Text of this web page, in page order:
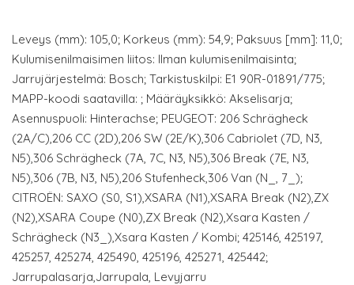
Leveys (mm): 105,0; Korkeus (mm): 54,9; Paksuus [mm]: 11,0;
Kulumisenilmaisimen liitos: Ilman kulumisenilmaisinta;
Jarrujärjestelmä: Bosch; Tarkistuskilpi: E1 90R-01891/775;
MAPP-koodi saatavilla: ; Määräyksikkö: Akselisarja;
Asennuspuoli: Hinterachse; PEUGEOT: 206 Schrägheck
(2A/C),206 CC (2D),206 SW (2E/K),306 Cabriolet (7D, N3,
N5),306 Schrägheck (7A, 7C, N3, N5),306 Break (7E, N3,
N5),306 (7B, N3, N5),206 Stufenheck,306 Van (N_, 7_);
CITROËN: SAXO (S0, S1),XSARA (N1),XSARA Break (N2),ZX
(N2),XSARA Coupe (N0),ZX Break (N2),Xsara Kasten /
Schrägheck (N3_),Xsara Kasten / Kombi; 425146, 425197,
425257, 425274, 425490, 425196, 425271, 425442;
Jarrupalasarja,Jarrupala, Levyjarru